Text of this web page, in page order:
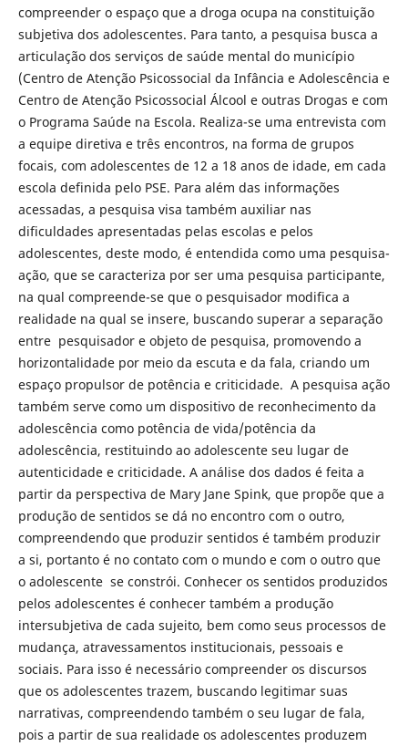
compreender o espaço que a droga ocupa na constituição
subjetiva dos adolescentes. Para tanto, a pesquisa busca a
articulação dos serviços de saúde mental do município
(Centro de Atenção Psicossocial da Infância e Adolescência e
Centro de Atenção Psicossocial Álcool e outras Drogas e com
o Programa Saúde na Escola. Realiza-se uma entrevista com
a equipe diretiva e três encontros, na forma de grupos
focais, com adolescentes de 12 a 18 anos de idade, em cada
escola definida pelo PSE. Para além das informações
acessadas, a pesquisa visa também auxiliar nas
dificuldades apresentadas pelas escolas e pelos
adolescentes, deste modo, é entendida como uma pesquisa-
ação, que se caracteriza por ser uma pesquisa participante,
na qual compreende-se que o pesquisador modifica a
realidade na qual se insere, buscando superar a separação
entre pesquisador e objeto de pesquisa, promovendo a
horizontalidade por meio da escuta e da fala, criando um
espaço propulsor de potência e criticidade. A pesquisa ação
também serve como um dispositivo de reconhecimento da
adolescência como potência de vida/potência da
adolescência, restituindo ao adolescente seu lugar de
autenticidade e criticidade. A análise dos dados é feita a
partir da perspectiva de Mary Jane Spink, que propõe que a
produção de sentidos se dá no encontro com o outro,
compreendendo que produzir sentidos é também produzir
a si, portanto é no contato com o mundo e com o outro que
o adolescente se constrói. Conhecer os sentidos produzidos
pelos adolescentes é conhecer também a produção
intersubjetiva de cada sujeito, bem como seus processos de
mudança, atravessamentos institucionais, pessoais e
sociais. Para isso é necessário compreender os discursos
que os adolescentes trazem, buscando legitimar suas
narrativas, compreendendo também o seu lugar de fala,
pois a partir de sua realidade os adolescentes produzem